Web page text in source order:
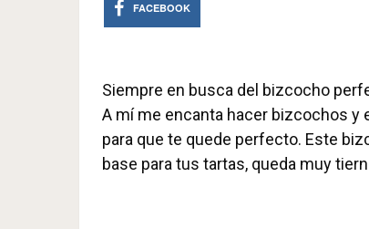
FACEBOOK
Siempre en busca del bizcocho
A mí me encanta hacer bizcochos
para que te quede perfecto. Este
base para tus tartas, queda muy